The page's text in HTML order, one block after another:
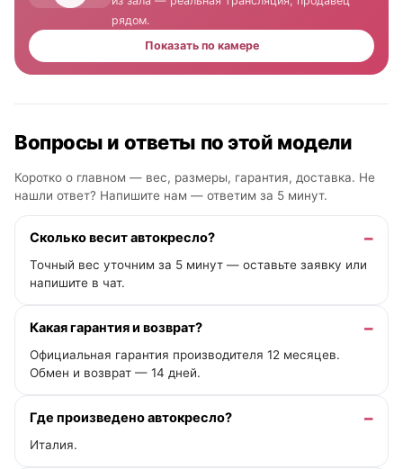
рядом.
Показать по камере
Вопросы и ответы по этой модели
Коротко о главном — вес, размеры, гарантия, доставка. Не
нашли ответ? Напишите нам — ответим за 5 минут.
Сколько весит автокресло?
Точный вес уточним за 5 минут — оставьте заявку или
напишите в чат.
Какая гарантия и возврат?
Официальная гарантия производителя 12 месяцев.
Обмен и возврат — 14 дней.
Где произведено автокресло?
Италия.